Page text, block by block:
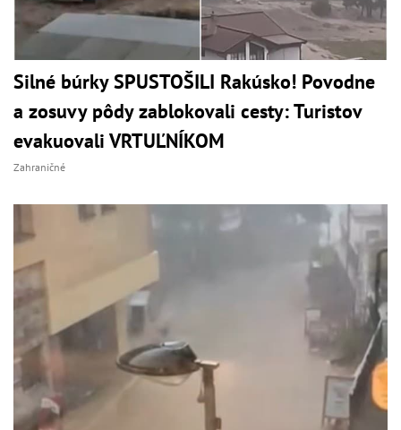
Silné búrky SPUSTOŠILI Rakúsko! Povodne
a zosuvy pôdy zablokovali cesty: Turistov
evakuovali VRTUĽNÍKOM
Zahraničné